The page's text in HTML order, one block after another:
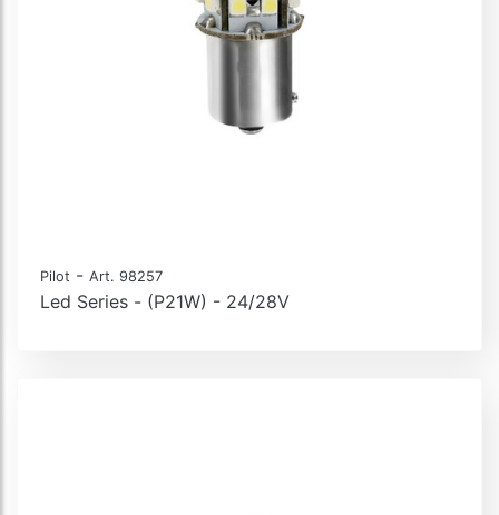
Pilot - Art. 98257
Led Series - (P21W) - 24/28V